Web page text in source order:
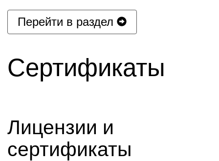
Перейти в раздел
Сертификаты
Лицензии и
сертификаты